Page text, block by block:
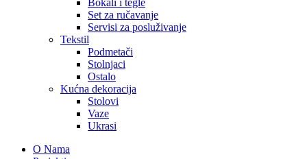
Bokali i tegle
Set za ručavanje
Servisi za posluživanje
Tekstil
Podmetači
Stolnjaci
Ostalo
Kućna dekoracija
Stolovi
Vaze
Ukrasi
O Nama